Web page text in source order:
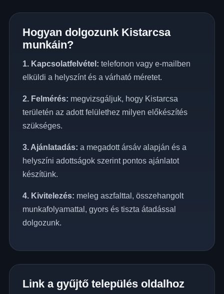
Hogyan dolgozunk Kistarcsa
munkáin?
1. Kapcsolatfelvétel: telefonon vagy e-mailben
elküldi a helyszínt és a várható méretet.
2. Felmérés: megvizsgáljuk, hogy Kistarcsa
területén az adott felülethez milyen előkészítés
szükséges.
3. Ajánlatadás: a megadott ársáv alapján és a
helyszíni adottságok szerint pontos ajánlatot
készítünk.
4. Kivitelezés: meleg aszfalttal, összehangolt
munkafolyamattal, gyors és tiszta átadással
dolgozunk.
Link a gyűjtő település oldalhoz